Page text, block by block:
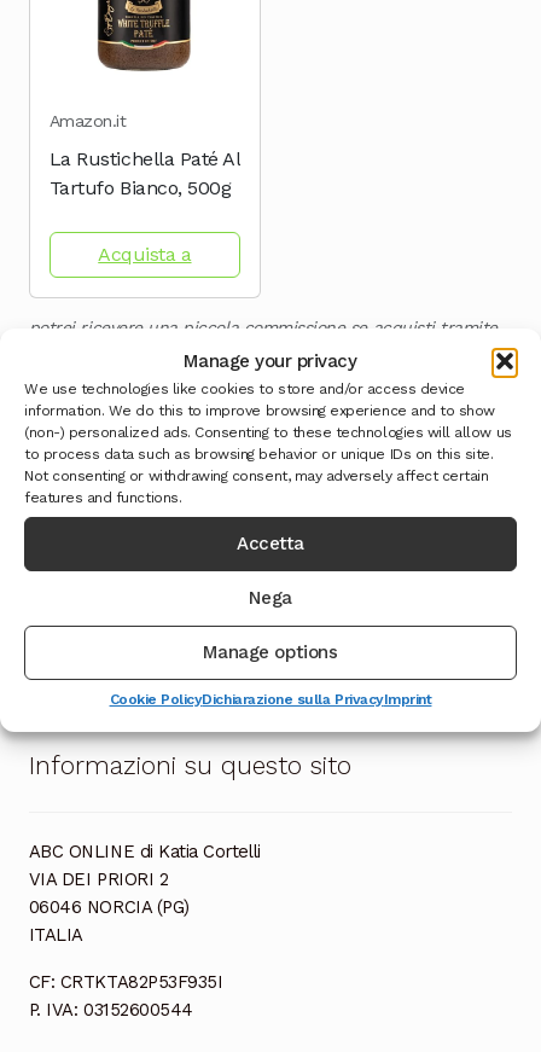
Manage your privacy
We use technologies like cookies to store and/or access device
information. We do this to improve browsing experience and to show
(non-) personalized ads. Consenting to these technologies will allow us
to process data such as browsing behavior or unique IDs on this site.
Not consenting or withdrawing consent, may adversely affect certain
features and functions.
Accetta
Nega
Manage options
Cookie PolicyDichiarazione sulla PrivacyImprint
Amazon.it
La Rustichella Paté Al
Tartufo Bianco, 500g
Acquista a
potrei ricevere una piccola commissione se acquisti tramite
Categoria:Novità
articoli
Articolo
successivo:
Risotto ai funghi porcini
Informazioni su questo sito
ABC ONLINE di Katia Cortelli
VIA DEI PRIORI 2
06046 NORCIA (PG)
ITALIA
CF: CRTKTA82P53F935I
P. IVA: 03152600544